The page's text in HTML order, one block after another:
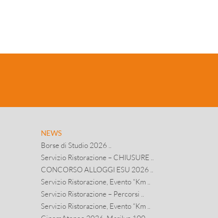
NEWS
Borse di Studio 2026 ..
Servizio Ristorazione – CHIUSURE ..
CONCORSO ALLOGGI ESU 2026 ..
Servizio Ristorazione, Evento “Km ..
Servizio Ristorazione – Percorsi ..
Servizio Ristorazione, Evento “Km ..